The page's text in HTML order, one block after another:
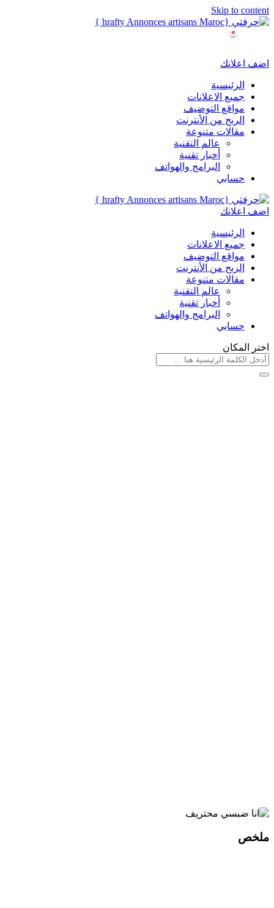
Skip to content
اضف اعلانك
الرئيسية
جميع الاعلانات
مواقع التوضيف
الربح من الأنترنت
مقالات متنوعة
عالم التقنية
أخبار تقنية
البرامج والهواتف
حسابي
اضف اعلانك
الرئيسية
جميع الاعلانات
مواقع التوضيف
الربح من الأنترنت
مقالات متنوعة
عالم التقنية
أخبار تقنية
البرامج والهواتف
حسابي
اختر المكان
ملخص